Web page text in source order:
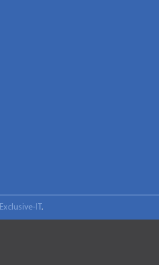
Exclusive-IT .